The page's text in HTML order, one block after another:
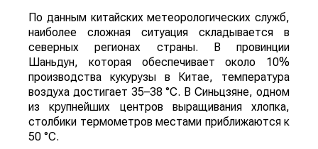
По данным китайских метеорологических служб,
наиболее сложная ситуация складывается в
северных регионах страны. В провинции
Шаньдун, которая обеспечивает около 10%
производства кукурузы в Китае, температура
воздуха достигает 35–38 °C. В Синьцзяне, одном
из крупнейших центров выращивания хлопка,
столбики термометров местами приближаются к
50 °C.